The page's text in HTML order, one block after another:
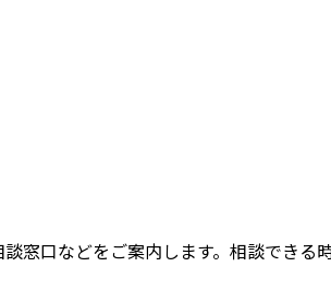
窓口などをご案内します。相談できる